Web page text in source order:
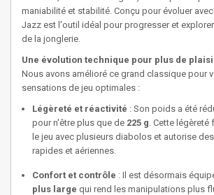
maniabilité et stabilité. Conçu pour évoluer
Jazz est l'outil idéal pour progresser et
de la jonglerie.
Une évolution technique pour plus de
Nous avons amélioré ce grand classique pour
sensations de jeu optimales :
Légèreté et réactivité : Son poids a été
pour n'être plus que de 225 g . Cette
le jeu avec plusieurs diabolos et autorise
rapides et aériennes.
Confort et contrôle : Il est désormais
plus large qui rend les manipulations plus